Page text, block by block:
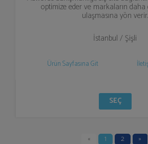
optimize eder ve markaların daha
ulaşmasına yön verir.
İstanbul / Şişli
Ürün Sayfasına Git
SEÇ
« 1 2 »